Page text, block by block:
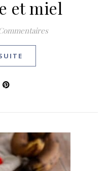
et miel